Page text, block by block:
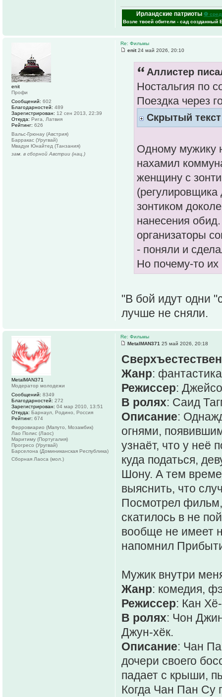
Ирландские патриоты ⚽
Возле твоей обители - сад созданный
Re: Фильмы
enit24 май 2026, 20:10
Аллистер
Ностальгия по
Поездка через
Скрытый текст
Одному мужику
нахамил
женщину с
зонтиком
нанесения
организаторы
- поняли и
Но почему-то
"В бой идут одни
лучше не сняли.
enit
Профи
Сообщений: 602
Благодарностей: 489
Зарегистрирован: 12 сен 2013, 22:39
Откуда: Рига, Латвия
Рейтинг: 626
Вальс-Грюнау (Австрия)
Барракас (Уругвай)
Мвадуи Юнайтед (Танзания)
зам. в сборной Австрии (нац.)
Re: Фильмы
MetalMAN371 25 май 2026, 20:18
Жанр:
Режиссер:
В ролях: Саид
Описание:
огнями,
узнаёт, что у неё
куда податься,
Шону. А тем
выяснить, что
Посмотрел фильм,
скатилось в не
вообще не имеет
напомнил
Мужик внутри
Жанр: комедия,
Режиссер: Кан
В ролях: Чон
Джун-хёк.
Описание: Чан
дочери своего
падает с крыши,
Когда Чан Пан Су
MetalMAN371
Модератор молодежи
Сообщений: 8349
Благодарностей: 272
Зарегистрирован: 04 мар 2010, 13:51
Откуда: Барнаул, Родино, Россия
Рейтинг: 674
Ферровиарио (Мапуто, Мозамбик)
Лао Полис (Лаос)
Маритиму (Португалия)
Прогресо (Уругвай)
Барселона (Доминиканская Республика)
Сборная Лаоса (мол.)